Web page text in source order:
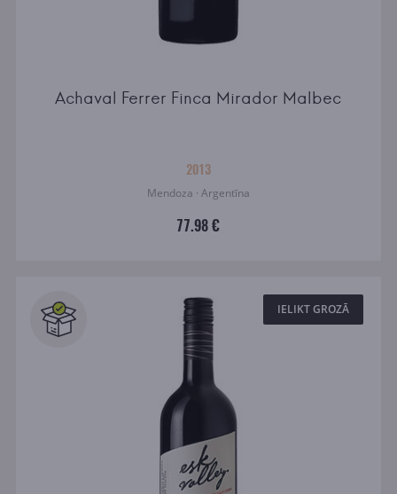
Achaval Ferrer Finca Mirador Malbec
2013
Mendoza · Argentīna
77.98 €
IELIKT GROZĀ